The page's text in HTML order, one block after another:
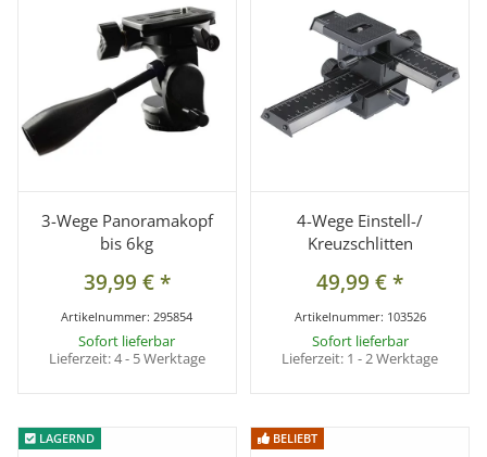
3-Wege Panoramakopf
bis 6kg
39,99 €*
Artikelnummer:295854
Sofort lieferbar
Lieferzeit:4 - 5 Werktage
4-Wege Einstell-/
Kreuzschlitten
49,99 €*
Artikelnummer: 103526
Sofort lieferbar
Lieferzeit: 1 - 2 Werktage
LAGERND
LAGERND BELIEBT
BELIEBT